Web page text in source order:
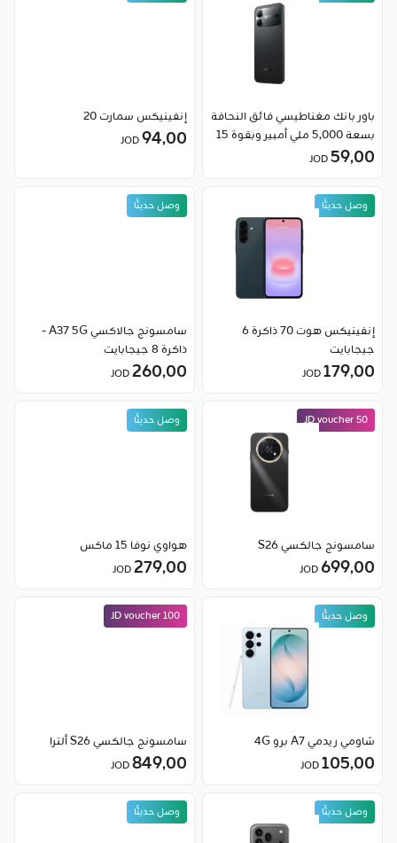
باور بانك مغناطيسي فائق النحافة
بسعة 5,000 ملي أمبير وبقوة 15
واط من شاومي
59٫00
إنفينيكس سمارت 20
94٫00
وصل حديثًا
إنفينيكس هوت 70 ذاكرة 6
جيجابايت
179٫00
وصل حديثًا
سامسونج جالاكسي A37 5G -
ذاكرة 8 جيجابايت
260٫00
وصل حديثًا
50 JD voucher
سامسونج جالكسي S26
699٫00
وصل حديثًا
هواوي نوفا 15 ماكس
279٫00
وصل حديثًا
شاومي ريدمي A7 برو 4G
105٫00
وصل حديثًا
100 JD voucher
سامسونج جالكسي S26 ألترا
849٫00
وصل حديثًا وصل حديثًا